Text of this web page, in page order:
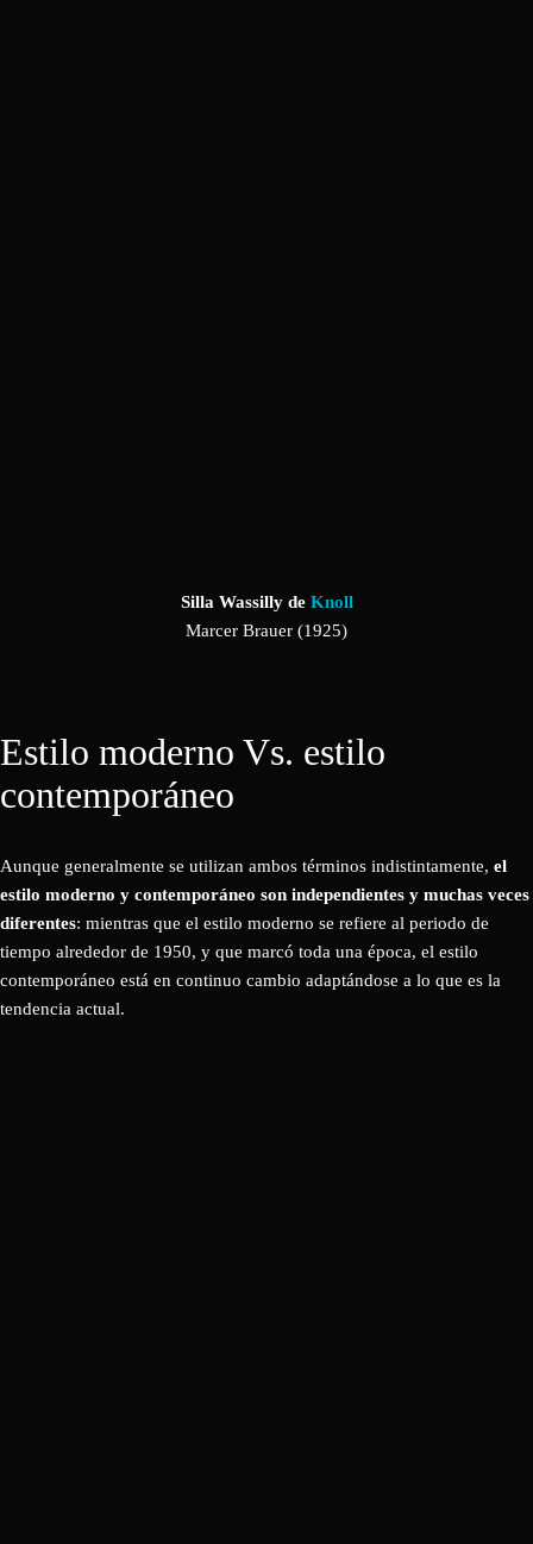
Silla Wassilly de Knoll
Marcer Brauer (1925)
Estilo moderno Vs. estilo
contemporáneo
Aunque generalmente se utilizan ambos términos indistintamente, el
estilo moderno y contemporáneo son independientes y muchas veces
diferentes: mientras que el estilo moderno se refiere al periodo de
tiempo alrededor de 1950, y que marcó toda una época, el estilo
contemporáneo está en continuo cambio adaptándose a lo que es la
tendencia actual.